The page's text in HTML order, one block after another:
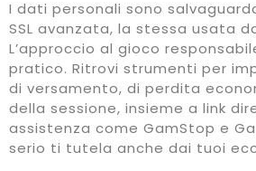
I dati personali sono
SSL avanzata, la stessa usata
L’approccio al gioco
pratico. Ritrovi strumenti per
di versamento, di perdita
della sessione, insieme a link
assistenza come GamStop e
serio ti tutela anche dai tuoi